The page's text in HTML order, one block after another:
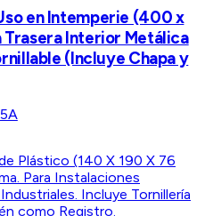
en Intemperie (400 x
Interior Metálica
(Incluye Chapa y